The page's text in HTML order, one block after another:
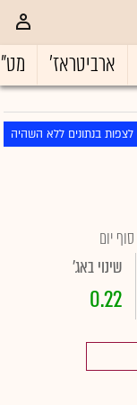
ארביטראז'
לצפות בנתונים ללא השהיה
סוף יום
שינוי באג'
0.22